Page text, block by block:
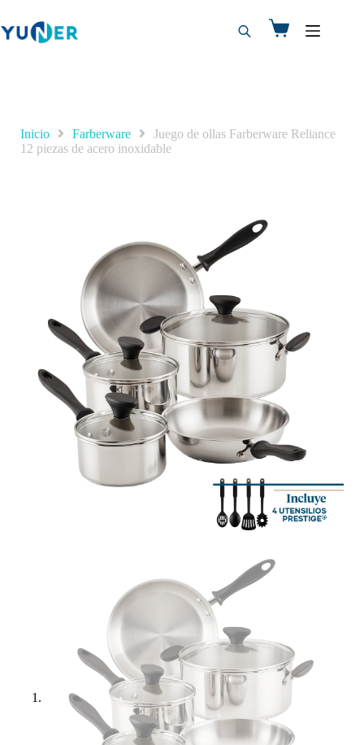
Inicio Farberware
Juego de ollas Farberware Reliance
12 piezas de acero inoxidable